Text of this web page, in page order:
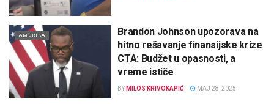
AMERIKA
Brandon Johnson upozorava na
hitno rešavanje finansijske krize
CTA: Budžet u opasnosti, a
vreme ističe
BY MILOS KRIVOKAPIĆ MAJ 28, 2025